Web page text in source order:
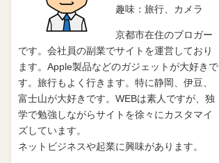
趣味：旅行、カメラ
京都市在住のブロガー
です。会社員の副業でサイトを運営しており
ます。Apple製品などのガジェットが大好きで
す。旅行もよく行きます。特に静岡、伊豆、
富士山が大好きです。WEBは素人ですが、独
学で勉強しながらサイトを徐々にカスタマイ
ズしています。
ネットビジネスや起業に興味があります。